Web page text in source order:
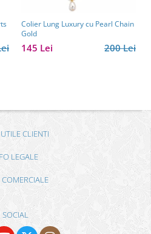
Colier Lung Luxury cu Pearl Chain
Gold
200 Lei
145 Lei
CLIENTI
LEGALE
COMERCIALE
SOCIAL